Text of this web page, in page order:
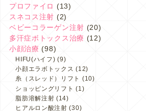
プロファイロ (13)
スネコス注射 (2)
ベビーコラーゲン注射 (20)
多汗症ボトックス治療 (12)
小顔治療 (98)
HIFU(ハイフ) (9)
小顔エラボトックス (12)
糸（スレッド）リフト (10)
ショッピングリフト (1)
脂肪溶解注射 (14)
ヒアルロン酸注射 (30)